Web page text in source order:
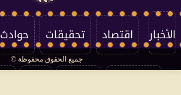
الأخبار اقتصاد تحقيقات حوادث
جميع الحقوق محفوظة ©